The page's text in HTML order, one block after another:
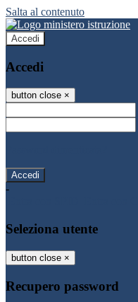
Salta al contenuto
Accedi
Accedi
button close ×
-
Seleziona utente
button close ×
Recupero password